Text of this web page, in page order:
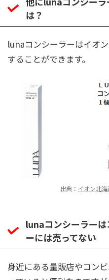
は？
lunaコンシーラーはイオ
することができます。
出典： イオン北
lunaコンシーラーは
ーには売ってない
身近にある量販店やコン